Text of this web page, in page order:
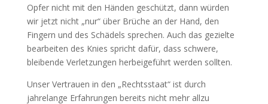
Opfer nicht mit den Händen geschützt, dann würden
wir jetzt nicht „nur“ über Brüche an der Hand, den
Fingern und des Schädels sprechen. Auch das gezielte
bearbeiten des Knies spricht dafür, dass schwere,
bleibende Verletzungen herbeigeführt werden sollten.
Unser Vertrauen in den „Rechtsstaat“ ist durch
jahrelange Erfahrungen bereits nicht mehr allzu